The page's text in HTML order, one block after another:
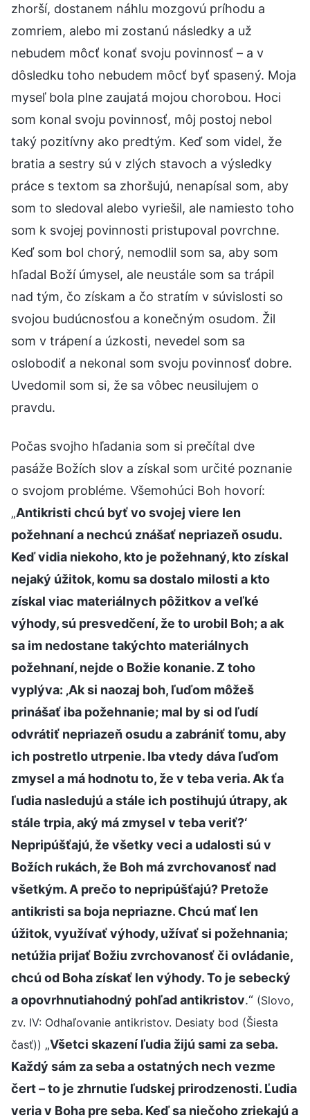
zhorší, dostanem náhlu mozgovú príhodu a
zomriem, alebo mi zostanú následky a už
nebudem môcť konať svoju povinnosť – a v
dôsledku toho nebudem môcť byť spasený. Moja
myseľ bola plne zaujatá mojou chorobou. Hoci
som konal svoju povinnosť, môj postoj nebol
taký pozitívny ako predtým. Keď som videl, že
bratia a sestry sú v zlých stavoch a výsledky
práce s textom sa zhoršujú, nenapísal som, aby
som to sledoval alebo vyriešil, ale namiesto toho
som k svojej povinnosti pristupoval povrchne.
Keď som bol chorý, nemodlil som sa, aby som
hľadal Boží úmysel, ale neustále som sa trápil
nad tým, čo získam a čo stratím v súvislosti so
svojou budúcnosťou a konečným osudom. Žil
som v trápení a úzkosti, nevedel som sa
oslobodiť a nekonal som svoju povinnosť dobre.
Uvedomil som si, že sa vôbec neusilujem o
pravdu.
Počas svojho hľadania som si prečítal dve
pasáže Božích slov a získal som určité poznanie
o svojom probléme. Všemohúci Boh hovorí:
„Antikristi chcú byť vo svojej viere len
požehnaní a nechcú znášať nepriazeň osudu.
Keď vidia niekoho, kto je požehnaný, kto získal
nejaký úžitok, komu sa dostalo milosti a kto
získal viac materiálnych pôžitkov a veľké
výhody, sú presvedčení, že to urobil Boh; a ak
sa im nedostane takýchto materiálnych
požehnaní, nejde o Božie konanie. Z toho
vyplýva: ‚Ak si naozaj boh, ľuďom môžeš
prinášať iba požehnanie; mal by si od ľudí
odvrátiť nepriazeň osudu a zabrániť tomu, aby
ich postretlo utrpenie. Iba vtedy dáva ľuďom
zmysel a má hodnotu to, že v teba veria. Ak ťa
ľudia nasledujú a stále ich postihujú útrapy, ak
stále trpia, aký má zmysel v teba veriť?‘
Nepripúšťajú, že všetky veci a udalosti sú v
Božích rukách, že Boh má zvrchovanosť nad
všetkým. A prečo to nepripúšťajú? Pretože
antikristi sa boja nepriazne. Chcú mať len
úžitok, využívať výhody, užívať si požehnania;
netúžia prijať Božiu zvrchovanosť či ovládanie,
chcú od Boha získať len výhody. To je sebecký
a opovrhnutiahodný pohľad antikristov.“ (Slovo,
zv. IV: Odhaľovanie antikristov. Desiaty bod (Šiesta
časť)) „Všetci skazení ľudia žijú sami za seba.
Každý sám za seba a ostatných nech vezme
čert – to je zhrnutie ľudskej prirodzenosti. Ľudia
veria v Boha pre seba. Keď sa niečoho zriekajú a